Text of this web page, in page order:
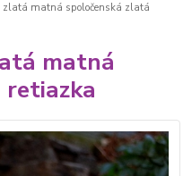
zlatá matná spoločenská zlatá
matná